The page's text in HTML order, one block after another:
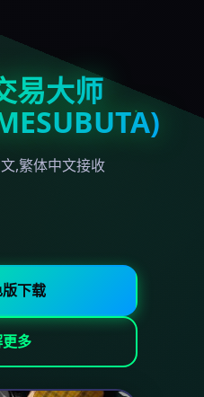
易大师
,繁体中文接收
下载
多